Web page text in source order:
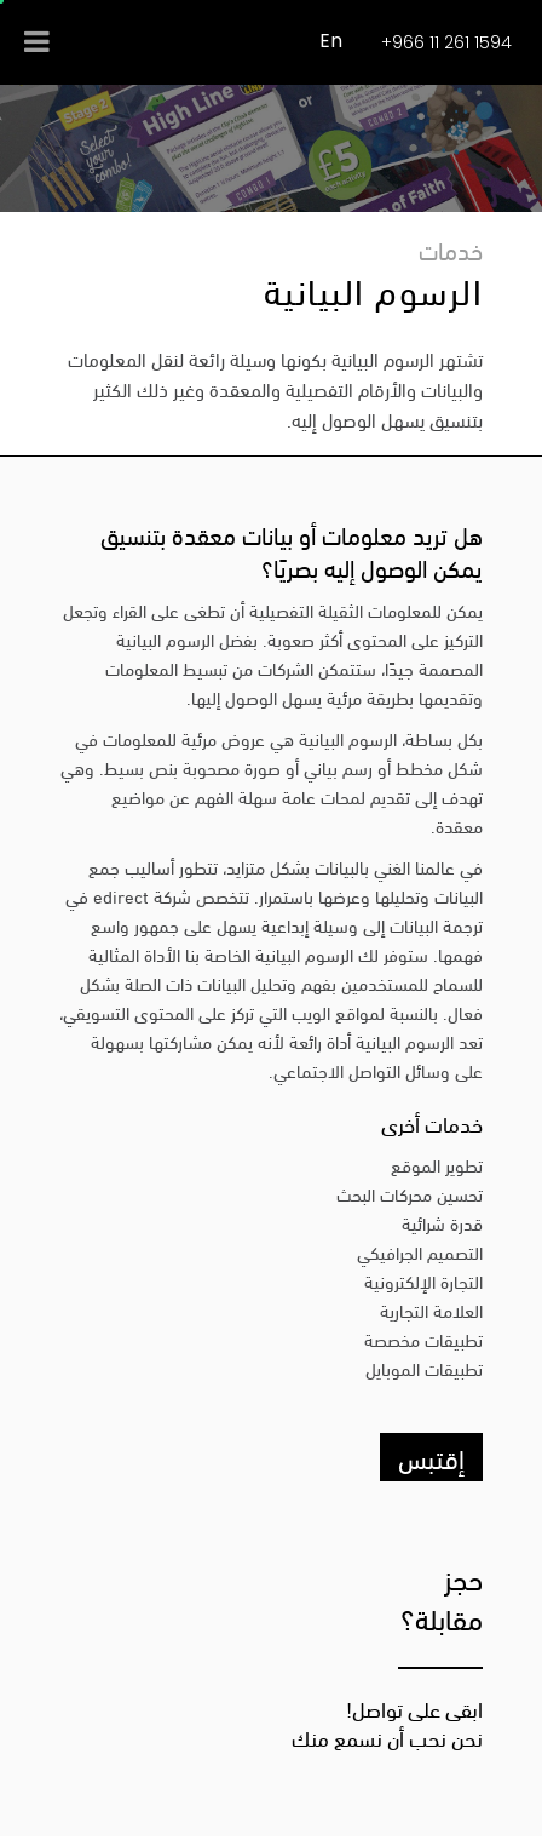
+966 11 261 1594
En
خدمات
الرسوم البيانية
تشتهر الرسوم البيانية بكونها وسيلة رائعة لنقل المعلومات
والبيانات والأرقام التفصيلية والمعقدة وغير ذلك الكثير
بتنسيق يسهل الوصول إليه.
هل تريد معلومات أو بيانات معقدة بتنسيق
يمكن الوصول إليه بصريًا؟
يمكن للمعلومات الثقيلة التفصيلية أن تطغى على القراء وتجعل
التركيز على المحتوى أكثر صعوبة. بفضل الرسوم البيانية
المصممة جيدًا، ستتمكن الشركات من تبسيط المعلومات
وتقديمها بطريقة مرئية يسهل الوصول إليها.
بكل بساطة، الرسوم البيانية هي عروض مرئية للمعلومات في
شكل مخطط أو رسم بياني أو صورة مصحوبة بنص بسيط. وهي
تهدف إلى تقديم لمحات عامة سهلة الفهم عن مواضيع
معقدة.
في عالمنا الغني بالبيانات بشكل متزايد، تتطور أساليب جمع
البيانات وتحليلها وعرضها باستمرار. تتخصص شركة edirect في
ترجمة البيانات إلى وسيلة إبداعية يسهل على جمهور واسع
فهمها. ستوفر لك الرسوم البيانية الخاصة بنا الأداة المثالية
للسماح للمستخدمين بفهم وتحليل البيانات ذات الصلة بشكل
فعال. بالنسبة لمواقع الويب التي تركز على المحتوى التسويقي،
تعد الرسوم البيانية أداة رائعة لأنه يمكن مشاركتها بسهولة
على وسائل التواصل الاجتماعي.
خدمات أخرى
تطوير الموقع
تحسين محركات البحث
قدرة شرائية
التصميم الجرافيكي
التجارة الإلكترونية
العلامة التجارية
تطبيقات مخصصة
تطبيقات الموبايل
إقتبس
حجز
مقابلة؟
ابقى على تواصل!
نحن نحب أن نسمع منك